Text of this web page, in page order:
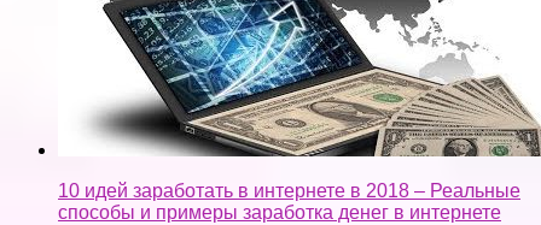
10 идей заработать в интернете в 2018 – Реальные
способы и примеры заработка денег в интернете